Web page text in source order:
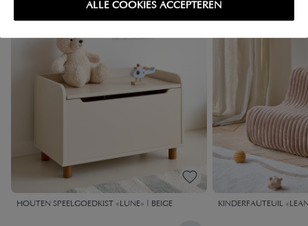
ALLE COOKIES ACCEPTEREN
HOUTEN SPEELGOEDKIST «LUNE» | BEIGE
NIEUW
KINDERFAUTEUIL